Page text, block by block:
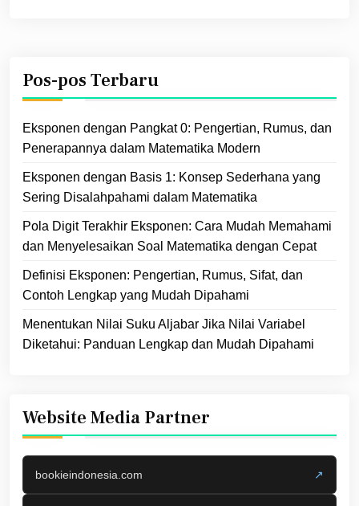
Pos-pos Terbaru
Eksponen dengan Pangkat 0: Pengertian, Rumus, dan
Penerapannya dalam Matematika Modern
Eksponen dengan Basis 1: Konsep Sederhana yang
Sering Disalahpahami dalam Matematika
Pola Digit Terakhir Eksponen: Cara Mudah Memahami
dan Menyelesaikan Soal Matematika dengan Cepat
Definisi Eksponen: Pengertian, Rumus, Sifat, dan
Contoh Lengkap yang Mudah Dipahami
Menentukan Nilai Suku Aljabar Jika Nilai Variabel
Diketahui: Panduan Lengkap dan Mudah Dipahami
Website Media Partner
bookieindonesia.com ↗